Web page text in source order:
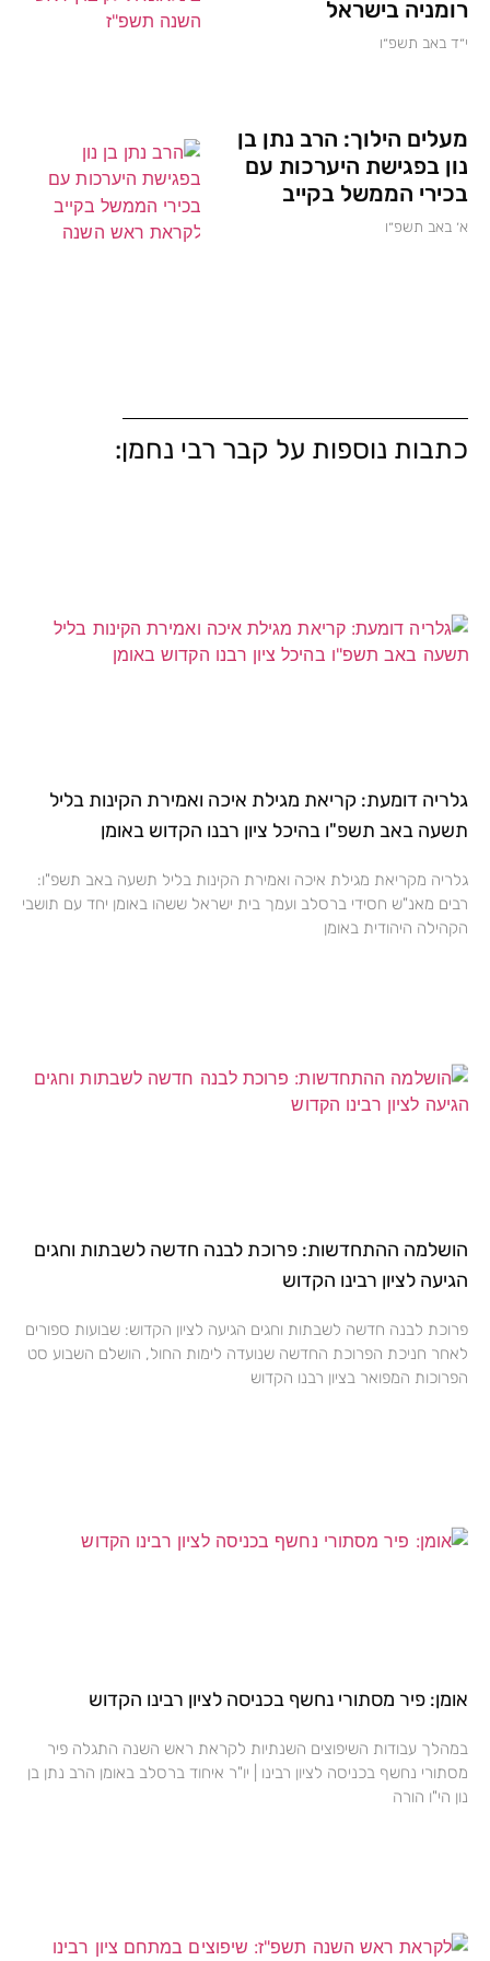
רומניה בישראל
י״ד באב תשפ״ו
מעלים הילוך: הרב נתן בן
נון בפגישת היערכות עם
בכירי הממשל בקייב
א׳ באב תשפ״ו
כתבות נוספות על קבר רבי נחמן:
גלריה דומעת: קריאת מגילת איכה ואמירת הקינות בליל
תשעה באב תשפ"ו בהיכל ציון רבנו הקדוש באומן
גלריה מקריאת מגילת איכה ואמירת הקינות בליל תשעה באב תשפ"ו:
רבים מאנ"ש חסידי ברסלב ועמך בית ישראל ששהו באומן יחד עם תושבי
הקהילה היהודית באומן
הושלמה ההתחדשות: פרוכת לבנה חדשה לשבתות וחגים
הגיעה לציון רבינו הקדוש
פרוכת לבנה חדשה לשבתות וחגים הגיעה לציון הקדוש: שבועות ספורים
לאחר חניכת הפרוכת החדשה שנועדה לימות החול, הושלם השבוע סט
הפרוכות המפואר בציון רבנו הקדוש
אומן: פיר מסתורי נחשף בכניסה לציון רבינו הקדוש
במהלך עבודות השיפוצים השנתיות לקראת ראש השנה התגלה פיר
מסתורי נחשף בכניסה לציון רבינו | יו"ר איחוד ברסלב באומן הרב נתן בן
נון הי"ו הורה